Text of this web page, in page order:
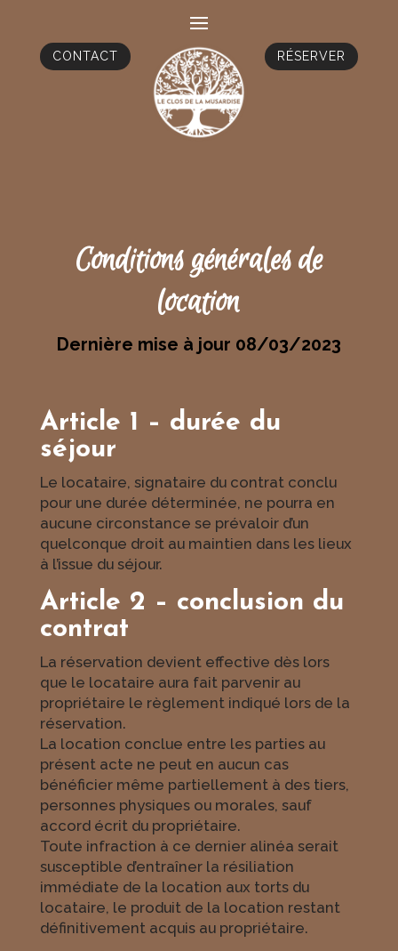
CONTACT RÉSERVER
Conditions générales de
location
Dernière mise à jour 08/03/2023
Article 1 – durée du
séjour
Le locataire, signataire du contrat conclu
pour une durée déterminée, ne pourra en
aucune circonstance se prévaloir d’un
quelconque droit au maintien dans les lieux
à l’issue du séjour.
Article 2 – conclusion du
contrat
La réservation devient effective dès lors
que le locataire aura fait parvenir au
propriétaire le règlement indiqué lors de la
réservation.
La location conclue entre les parties au
présent acte ne peut en aucun cas
bénéficier même partiellement à des tiers,
personnes physiques ou morales, sauf
accord écrit du propriétaire.
Toute infraction à ce dernier alinéa serait
susceptible d’entraîner la résiliation
immédiate de la location aux torts du
locataire, le produit de la location restant
définitivement acquis au propriétaire.